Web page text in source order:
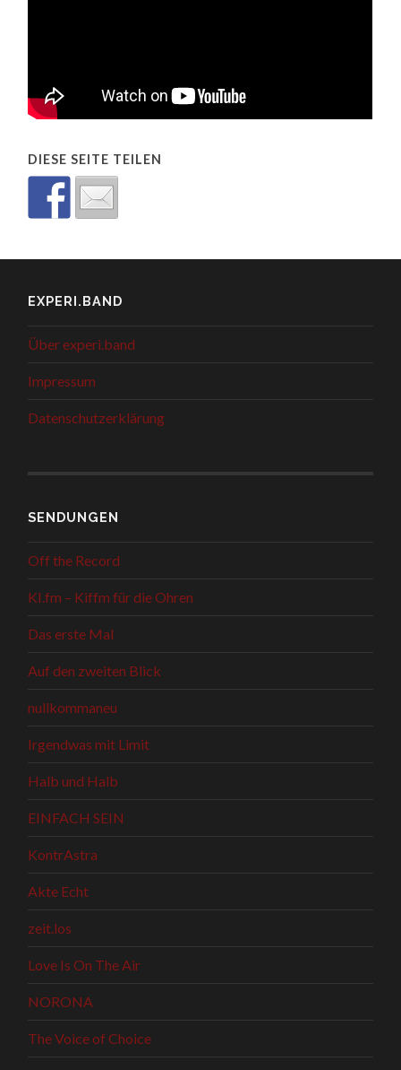
DIESE SEITE TEILEN
EXPERI.BAND
Über experi.band
Impressum
Datenschutzerklärung
SENDUNGEN
Off the Record
KI.fm – Kiffm für die Ohren
Das erste Mal
Auf den zweiten Blick
nullkommaneu
Irgendwas mit Limit
Halb und Halb
EINFACH SEIN
KontrAstra
Akte Echt
zeit.los
Love Is On The Air
NORONA
The Voice of Choice